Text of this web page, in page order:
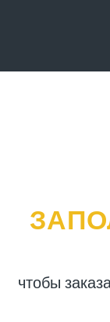
чтобы